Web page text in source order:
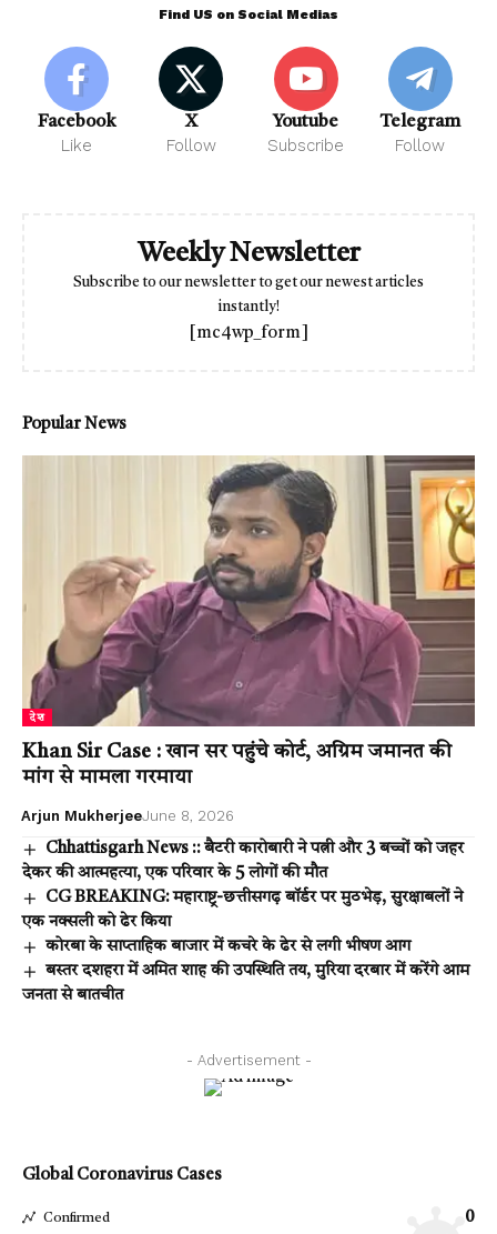
Find US on Social Medias
Facebook
Like
X
Follow
Youtube
Subscribe
Telegram
Follow
Weekly Newsletter
Subscribe to our newsletter to get our newest articles
instantly!
[mc4wp_form]
Popular News
देश
Khan Sir Case : खान सर पहुंचे कोर्ट, अग्रिम जमानत की
मांग से मामला गरमाया
Arjun MukherjeeJune 8, 2026
Chhattisgarh News :: बैटरी कारोबारी ने पत्नी और 3 बच्चों को जहर
देकर की आत्महत्या, एक परिवार के 5 लोगों की मौत
CG BREAKING: महाराष्ट्र-छत्तीसगढ़ बॉर्डर पर मुठभेड़, सुरक्षाबलों ने
एक नक्सली को ढेर किया
कोरबा के साप्ताहिक बाजार में कचरे के ढेर से लगी भीषण आग
बस्तर दशहरा में अमित शाह की उपस्थिति तय, मुरिया दरबार में करेंगे आम
जनता से बातचीत
- Advertisement -
Global Coronavirus Cases
Confirmed 0